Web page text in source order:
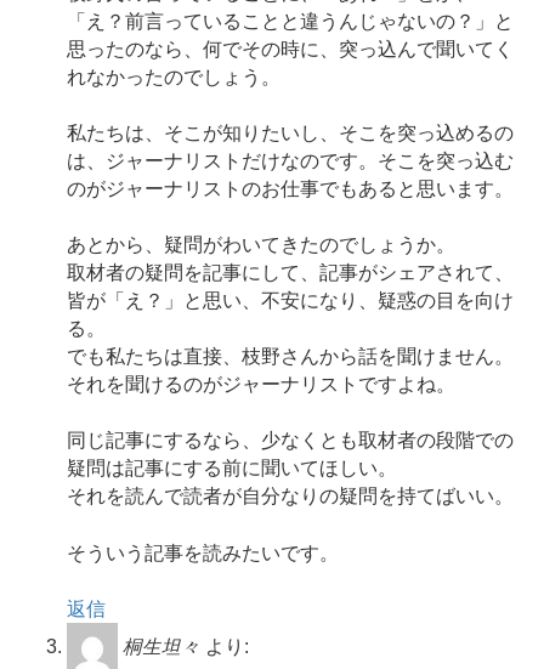
「え？前言っていることと違うんじゃないの？」と
思ったのなら、何でその時に、突っ込んで聞いてく
れなかったのでしょう。
私たちは、そこが知りたいし、そこを突っ込めるの
は、ジャーナリストだけなのです。そこを突っ込む
のがジャーナリストのお仕事でもあると思います。
あとから、疑問がわいてきたのでしょうか。
取材者の疑問を記事にして、記事がシェアされて、
皆が「え？」と思い、不安になり、疑惑の目を向け
る。
でも私たちは直接、枝野さんから話を聞けません。
それを聞けるのがジャーナリストですよね。
同じ記事にするなら、少なくとも取材者の段階での
疑問は記事にする前に聞いてほしい。
それを読んで読者が自分なりの疑問を持てばいい。
そういう記事を読みたいです。
返信
桐生坦々 より: